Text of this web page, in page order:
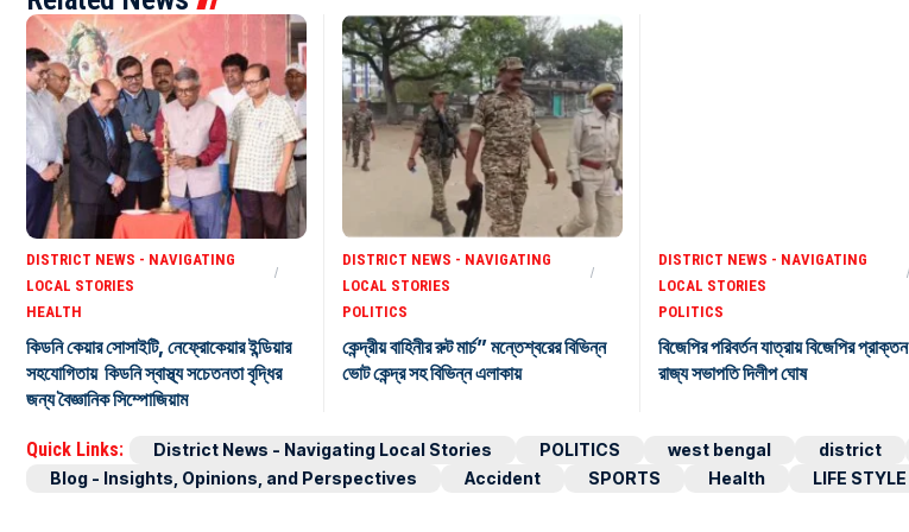
DISTRICT NEWS - NAVIGATING
LOCAL STORIES
HEALTH
কিডনি কেয়ার সোসাইটি, নেফ্রোকেয়ার ইন্ডিয়ার
সহযোগিতায় কিডনি স্বাস্থ্য সচেতনতা বৃদ্ধির
জন্য বৈজ্ঞানিক সিম্পোজিয়াম
DISTRICT NEWS - NAVIGATING
LOCAL STORIES
POLITICS
কেন্দ্রীয় বাহিনীর রুট মার্চ” মন্তেশ্বরের বিভিন্ন
ভোট কেন্দ্র সহ বিভিন্ন এলাকায়
DISTRICT NEWS - NAVIGATING
LOCAL STORIES
POLITICS
বিজেপির পরিবর্তন যাত্রায় বিজেপির প্রাক্তন
রাজ্য সভাপতি দিলীপ ঘোষ
Quick Links: District News - Navigating Local Stories POLITICS west bengal district
Blog - Insights, Opinions, and Perspectives
Accident SPORTS Health LIFE STYLE